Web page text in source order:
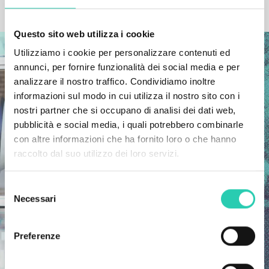
Questo sito web utilizza i cookie
Utilizziamo i cookie per personalizzare contenuti ed
annunci, per fornire funzionalità dei social media e per
analizzare il nostro traffico. Condividiamo inoltre
informazioni sul modo in cui utilizza il nostro sito con i
nostri partner che si occupano di analisi dei dati web,
pubblicità e social media, i quali potrebbero combinarle
con altre informazioni che ha fornito loro o che hanno
raccolto dal suo utilizzo dei loro servizi.
Selezione
del
consenso
Necessari
Preferenze
ALTRE NEWS